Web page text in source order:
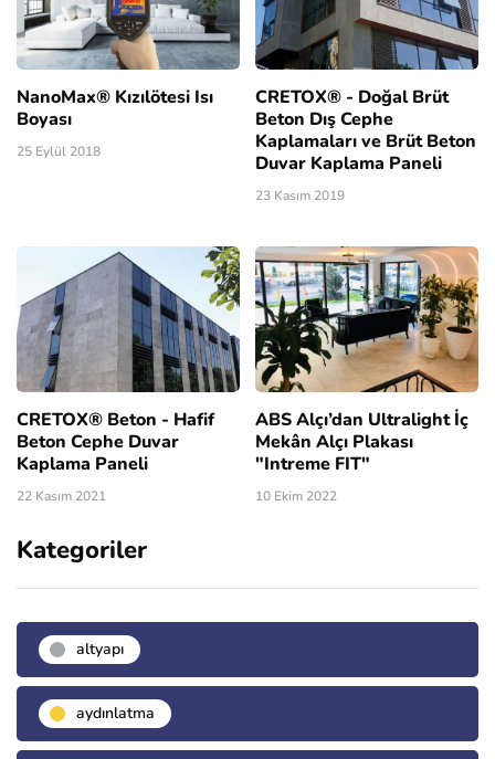
NanoMax® Kızılötesi Isı
Boyası
25 Eylül 2018
CRETOX® - Doğal Brüt
Beton Dış Cephe
Kaplamaları ve Brüt Beton
Duvar Kaplama Paneli
23 Kasım 2019
CRETOX® Beton - Hafif
Beton Cephe Duvar
Kaplama Paneli
22 Kasım 2021
ABS Alçı’dan Ultralight İç
Mekân Alçı Plakası
"Intreme FIT"
10 Ekim 2022
Kategoriler
altyapı
aydınlatma